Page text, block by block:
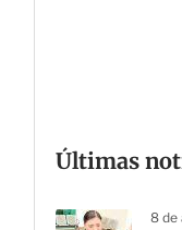
Últimas
8 de